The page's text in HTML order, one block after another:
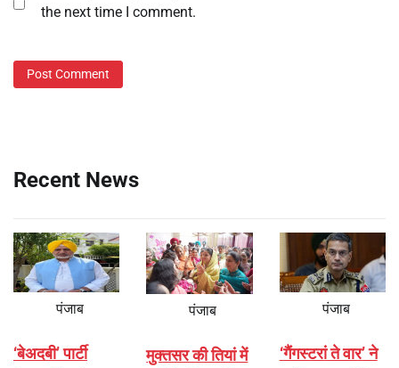
the next time I comment.
Recent News
पंजाब
‘बेअदबी’ पार्टी
पंजाब
मुक्तसर की तियां में
पंजाब
‘गैंगस्टरां ते वार’ ने